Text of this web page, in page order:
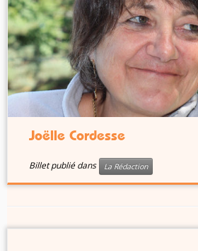
Joëlle Cordesse
Billet publié dans La Rédaction